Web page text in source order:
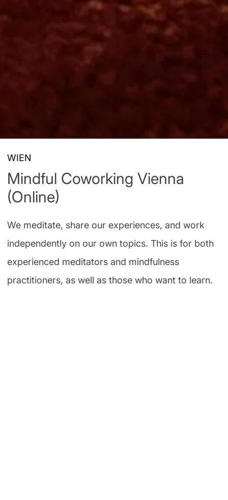
WIEN
Mindful Coworking Vienna
(Online)
We meditate, share our experiences, and work
independently on our own topics. This is for both
experienced meditators and mindfulness
practitioners, as well as those who want to learn.